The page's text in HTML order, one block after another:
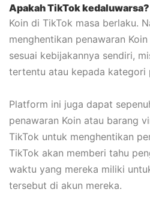
Apakah TikTok kedaluwarsa?
Koin di TikTok masa berlaku.
menghentikan penawaran
sesuai kebijakannya sendiri,
tertentu atau kepada kategori
Platform ini juga dapat
penawaran Koin atau barang
TikTok untuk menghentikan
TikTok akan memberi tahu
waktu yang mereka miliki
tersebut di akun mereka.